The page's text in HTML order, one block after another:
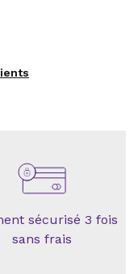
sécurisé 3 fois
sans frais